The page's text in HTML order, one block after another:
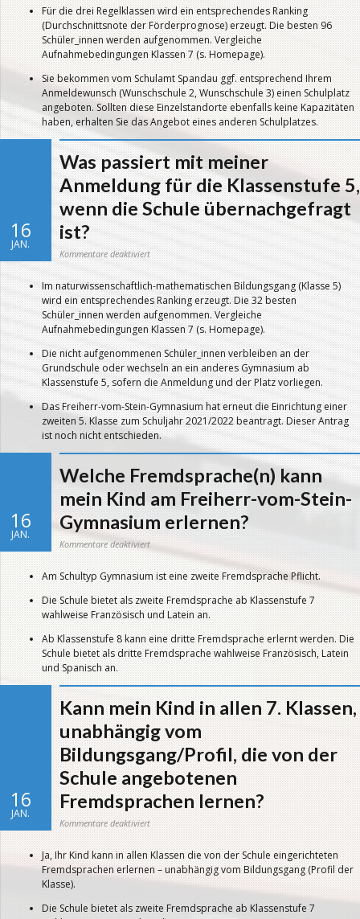
Schule
übernachgefragt
ist?
Für die drei Regelklassen wird ein entsprechendes Ranking
(Durchschnittsnote der Förderprognose) erzeugt. Die besten 96
Schüler_innen werden aufgenommen. Vergleiche
Aufnahmebedingungen Klassen 7 (s. Homepage).
Sie bekommen vom Schulamt Spandau ggf. entsprechend Ihrem
Anmeldewunsch (Wunschschule 2, Wunschschule 3) einen Schulplatz
angeboten. Sollten diese Einzelstandorte ebenfalls keine Kapazitäten
haben, erhalten Sie das Angebot eines anderen Schulplatzes.
16
JAN.
Was passiert mit meiner
Anmeldung für die Klassenstufe 5,
wenn die Schule übernachgefragt
ist?
Kommentare deaktiviertfür
Was
passiert
meiner
Anmeldung
für
die
Klassenstufe
5,
wenn
Schule
übernachgefragt
ist?
Im naturwissenschaftlich-mathematischen Bildungsgang (Klasse 5)
wird ein entsprechendes Ranking erzeugt. Die 32 besten
Schüler_innen werden aufgenommen. Vergleiche
Aufnahmebedingungen Klassen 7 (s. Homepage).
Die nicht aufgenommenen Schüler_innen verbleiben an der
Grundschule oder wechseln an ein anderes Gymnasium ab
Klassenstufe 5, sofern die Anmeldung und der Platz vorliegen.
Das Freiherr-vom-Stein-Gymnasium hat erneut die Einrichtung einer
zweiten 5. Klasse zum Schuljahr 2021/2022 beantragt. Dieser Antrag
ist noch nicht entschieden.
16
JAN.
Welche Fremdsprache(n) kann
mein Kind am Freiherr-vom-Stein-
Gymnasium erlernen?
Kommentare deaktiviertfür
Welche
Fremdsprache(n)
mein
Kind
Freiherr-
vom-
Stein-
erlernen?
Am Schultyp Gymnasium ist eine zweite Fremdsprache Pflicht.
Die Schule bietet als zweite Fremdsprache ab Klassenstufe 7
wahlweise Französisch und Latein an.
Ab Klassenstufe 8 kann eine dritte Fremdsprache erlernt werden. Die
Schule bietet als dritte Fremdsprache wahlweise Französisch, Latein
und Spanisch an.
16
JAN.
Kann mein Kind in allen 7. Klassen,
unabhängig vom
Bildungsgang/Profil, die von der
Schule angebotenen
Fremdsprachen lernen?
Kommentare deaktiviertfür
in
allen
7.
Klassen,
unabhängig
Bildungsgang/Profil,
die
Ja, Ihr Kind kann in allen Klassen die von der Schule eingerichteten
Fremdsprachen erlernen – unabhängig vom Bildungsgang (Profil der
Klasse).
Die Schule bietet als zweite Fremdsprache ab Klassenstufe 7